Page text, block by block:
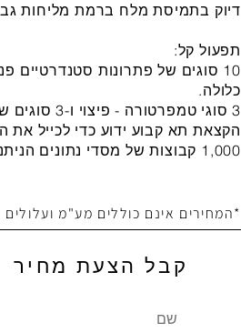
דיוק בתמיסת מלח ברמת מליחות
תפעול קל:
10 סוגים של פתרונות
כלולה.
3 סוגי טמפרטורה - פיצוי ו-3 סוגים של מצבי נקודת קצה הם אופציונליים.
הקצאת תא קבוע ידוע כדי לכייל את
1,000 קבוצות של מסדי נתונים הניתנים לביקורת, מעקב וניהול.
*המחירים אינם כוללים מע"מ
קבל הצעת מחיר